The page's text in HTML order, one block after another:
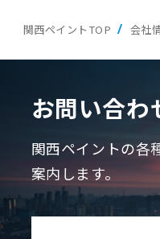
関西ペイントTOP 会社
お問い合わ
関西ペイントの各
案内します。